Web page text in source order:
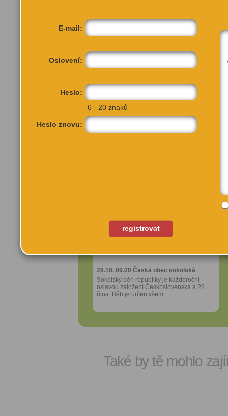
28.10. 09.00 Česká obec sokolská
Sokolský běh republiky je každoroční
oslavou založení Československa a 28.
října. Běh je určen všem…
export do
kalendáře
přihlášené
28.10. 09.00 Česká obec sokolská
Sokolský běh republiky je každoroční
oslavou založení Československa a 28.
října. Běh je určen všem…
export do
kalendáře
přihlášené
Také by tě mohlo
E-mail:
Oslovení:
Heslo:
6 - 20 znaků
Heslo znovu:
registrovat